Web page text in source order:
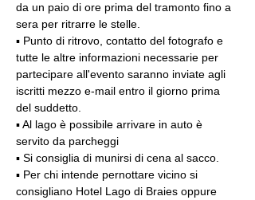
da un paio di ore prima del tramonto fino a
sera per ritrarre le stelle.
▪️ Punto di ritrovo, contatto del fotografo e
tutte le altre informazioni necessarie per
partecipare all'evento saranno inviate agli
iscritti mezzo e-mail entro il giorno prima
del suddetto.
▪️ Al lago è possibile arrivare in auto è
servito da parcheggi
▪️ Si consiglia di munirsi di cena al sacco.
▪️ Per chi intende pernottare vicino si
consigliano Hotel Lago di Braies oppure